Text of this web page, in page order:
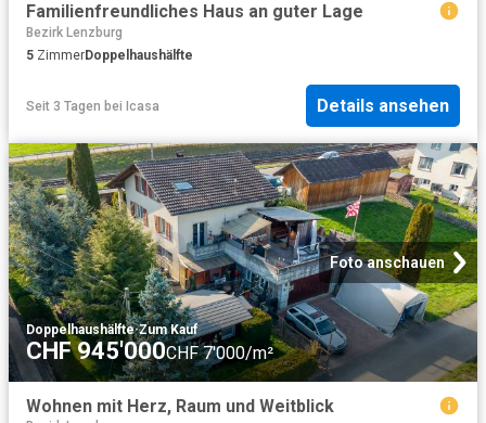
Familienfreundliches Haus an guter Lage
Bezirk Lenzburg
5 ZimmerDoppelhaushälfte
Seit 3 Tagen bei Icasa Details ansehen
Foto anschauen
Doppelhaushälfte·Zum Kauf
CHF 945'000CHF 7'000/m²
Wohnen mit Herz, Raum und Weitblick